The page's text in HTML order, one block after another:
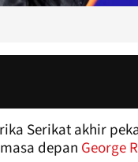
Serikat akhir
depan George